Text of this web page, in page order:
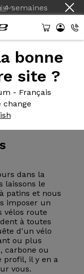
bonne
site ?
- Français
change
dans la
laissons le
patins et nous
imposer un
vélos route
à toutes
d'un vélo
ou plus
carbone ou
profil, il y en a
vous.